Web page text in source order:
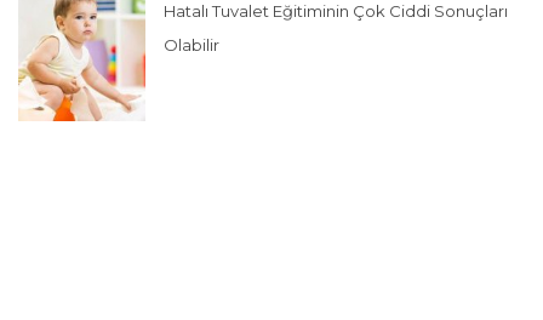
Hatalı Tuvalet Eğitiminin Çok Ciddi Sonuçları
Olabilir